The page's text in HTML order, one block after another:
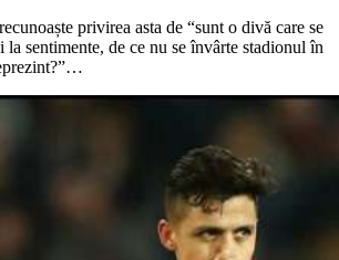
privirea asta de “sunt o divă care se
la sentimente, de ce nu se învârte stadionul în